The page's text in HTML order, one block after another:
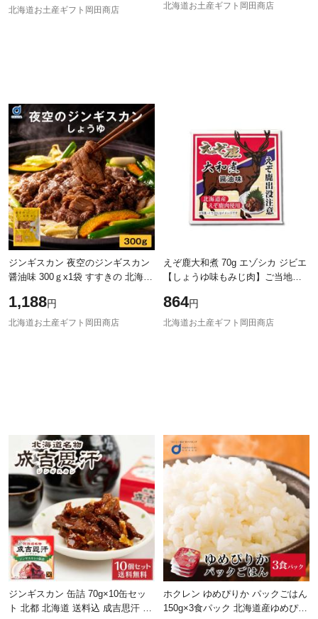
北海道お土産ギフト岡田商店
北海道お土産ギフト岡田商店
ジンギスカン 夜空のジンギスカン
醤油味 300ｇx1袋 すすきの 北海道
たれ ご当地フードロス お中元 ギ
1,188円
北海道お土産ギフト岡田商店
えぞ鹿大和煮 70g エゾシカ ジビエ
【しょうゆ味もみじ肉】ご当地缶
和煮 蝦夷鹿 大和煮 お中元 ギフト
864円
北海道お土産ギフト岡田商店
ジンギスカン 缶詰 70g×10缶セッ
ト 北都 北海道 送料込 成吉思汗 特
ホクレン ゆめぴりか パックごはん
150g×3食パック 北海道産ゆめぴり